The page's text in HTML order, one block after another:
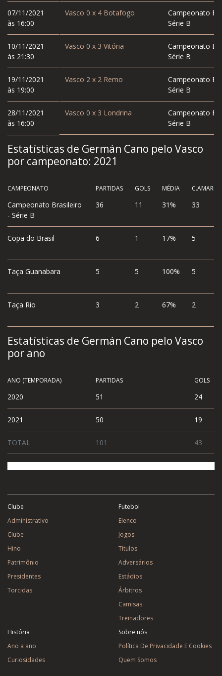
07/11/2021
às 16:00
10/11/2021
às 21:30
19/11/2021
às 19:00
28/11/2021
às 16:00
Vasco 0 x 4Botafogo
Campeonato
Série B
Vasco 0 x 3 Vitória
Campeonato
Série B
Vasco 2 x 2Remo
Campeonato
Série B
Vasco 0 x 3 Londrina
Campeonato
Série B
Estatísticas de Germán Cano pelo Vasco
por campeonato: 2021
CAMPEONATO
Campeonato Brasileiro
- Série B
Copa do Brasil
Taça Guanabara
Taça Rio
PARTIDAS GOLS MÉDIA
36 11 31% 33
6 1 17% 5
5 5 100% 5
3 2 67% 2
Estatísticas de Germán Cano pelo Vasco
por ano
ANO (TEMPORADA)
2020
2021
TOTAL
PARTIDAS GOLS
51 24
50 19
101 43
Clube
Administrativo
Clube
Hino
Patrimônio
Presidentes
Torcidas
Futebol
Elenco
Jogos
Títulos
Adversários
Estádios
Árbitros
Camisas
Treinadores
História
Ano a ano
Curiosidades
Sobre nós
Política De Privacidade E Cookies
Quem Somos